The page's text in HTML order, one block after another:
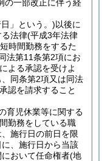
の一部改正に伴う経
」という。)以後に
法律(平成3年法律
時間勤務をするた
法第11条第2項にお
よる承認を受けよ
同条第2項又は同法
認を請求すること
育児休業等に関する
勤務をしている職
施行日の前日を限
、施行日から当該
おいて任命権者(地